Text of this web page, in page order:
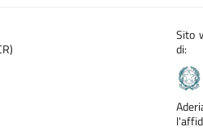
le spese;
delle condizioni che
Sito
di: